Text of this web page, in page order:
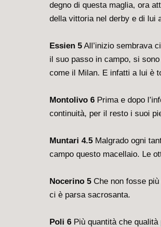
degno di questa maglia, ora
della vittoria nel derby e di lui
Essien 5 All’inizio sembrava
il suo passo in campo, si
come il Milan. E infatti a lui è
Montolivo 6 Prima e dopo
continuità, per il resto i suoi
Muntari 4.5 Malgrado ogni
campo questo macellaio. Le
Nocerino 5 Che non fosse
ci è parsa sacrosanta.
Poli 6 Più quantità che